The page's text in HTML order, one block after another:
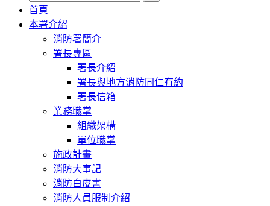
首頁
本署介紹
消防署簡介
署長專區
署長介紹
署長與地方消防同仁有約
署長信箱
業務職掌
組織架構
單位職掌
施政計畫
消防大事記
消防白皮書
消防人員服制介紹